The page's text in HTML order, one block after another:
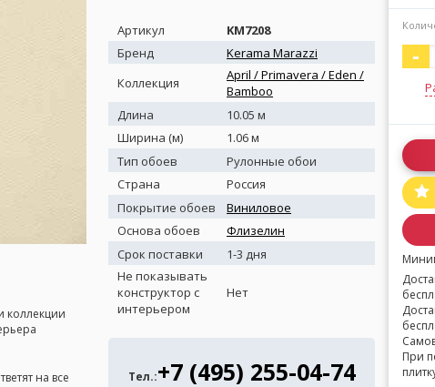
коллекции
на все
Артикул
KM7208
Бренд
Kerama Marazzi
Коллекция
April / Primavera / Eden /
Bamboo
Длина
10.05 м
Ширина (м)
1.06 м
Тип обоев
Рулонные обои
Страна
Россия
Покрытие обоев
Виниловое
Основа обоев
Флизелин
Срок поставки
1-3 дня
Не показывать
конструктор с
интерьером
Нет
Тел.:+7 (495) 255-04-74
-
При